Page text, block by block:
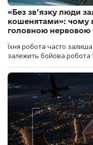
«Без зв’язку люди
кошенятами»: чому
головною
Їхня робота часто
залежить бойова робота